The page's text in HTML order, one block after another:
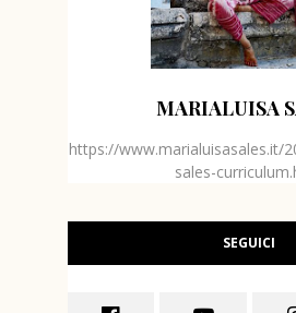
MARIALUISA
https://www.marialuisasales.it/
sales-
SEGUICI